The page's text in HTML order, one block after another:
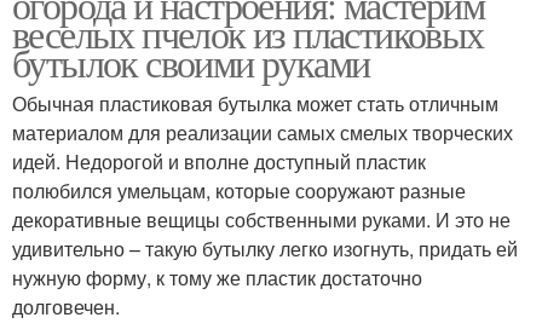
веселых пчелок из пластиковых
бутылок своими руками
Обычная пластиковая бутылка может стать отличным
материалом для реализации самых смелых творческих
идей. Недорогой и вполне доступный пластик
полюбился умельцам, которые сооружают разные
декоративные вещицы собственными руками. И это не
удивительно – такую бутылку легко изогнуть, придать ей
нужную форму, к тому же пластик достаточно
долговечен.